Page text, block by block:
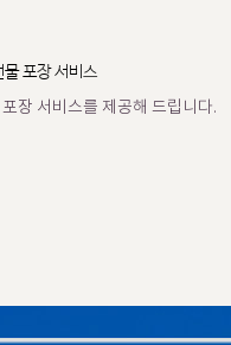
물 포장 서비스
장 서비스를 제공해 드립니다.